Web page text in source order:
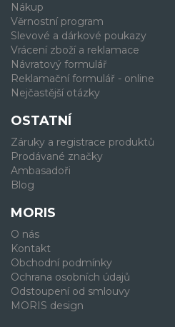
Nákup
Věrnostní program
Slevové a dárkové poukazy
Vrácení zboží a reklamace
Návratový formulář
Reklamační formulář - online
Nejčastější otázky
OSTATNÍ
Záruky a registrace produktů
Prodávané značky
Ambasadoři
Blog
MORIS
O nás
Kontakt
Obchodní podmínky
Ochrana osobních údajů
Odstoupení od smlouvy
MORIS design